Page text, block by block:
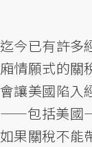
迄今已有許多
廂情願式的關
會讓美國陷入
——包括美國
如果關稅不能